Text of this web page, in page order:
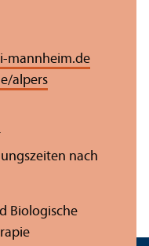
mannheim.de
alpers
nach